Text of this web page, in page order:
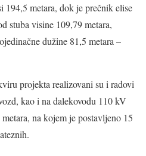
metara, dok je prečnik elise
stuba visine 109,79 metara,
dužine 81,5 metara –
projekta realizovani su i radovi
kao i na dalekovodu 110 kV
na kojem je postavljeno 15